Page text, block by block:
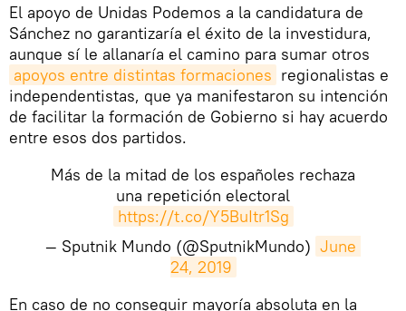
El apoyo de Unidas Podemos a la candidatura de
Sánchez no garantizaría el éxito de la investidura,
aunque sí le allanaría el camino para sumar otros
apoyos entre distintas formaciones regionalistas e
independentistas, que ya manifestaron su intención
de facilitar la formación de Gobierno si hay acuerdo
entre esos dos partidos.
Más de la mitad de los españoles rechaza
una repetición electoral
https://t.co/Y5BuItr1Sg
— Sputnik Mundo (@SputnikMundo) June
24, 2019
​En caso de no conseguir mayoría absoluta en la